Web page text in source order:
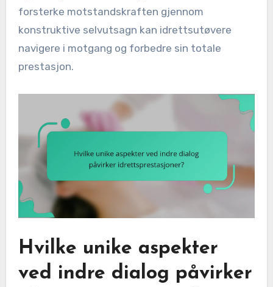
forsterke motstandskraften gjennom
konstruktive selvutsagn kan idrettsutøvere
navigere i motgang og forbedre sin totale
prestasjon.
Hvilke unike aspekter
ved indre dialog påvirker